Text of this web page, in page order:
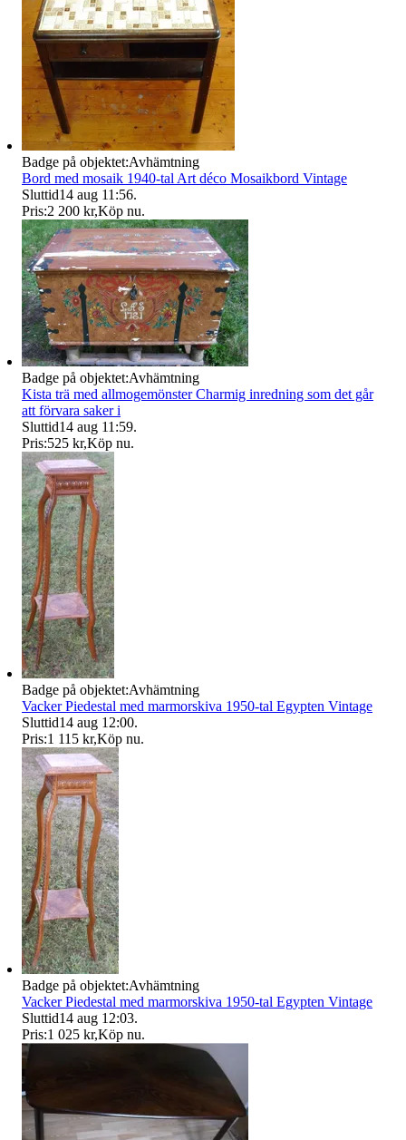
Badge på objektet:Avhämtning
Bord med mosaik 1940-tal Art déco Mosaikbord Vintage
Sluttid14 aug 11:56.
Pris:2 200 kr,Köp nu.
Badge på objektet:Avhämtning
Kista trä med allmogemönster Charmig inredning som det går
att förvara saker i
Sluttid14 aug 11:59.
Pris:525 kr,Köp nu.
Badge på objektet:Avhämtning
Vacker Piedestal med marmorskiva 1950-tal Egypten Vintage
Sluttid14 aug 12:00.
Pris:1 115 kr,Köp nu.
Badge på objektet:Avhämtning
Vacker Piedestal med marmorskiva 1950-tal Egypten Vintage
Sluttid14 aug 12:03.
Pris:1 025 kr,Köp nu.